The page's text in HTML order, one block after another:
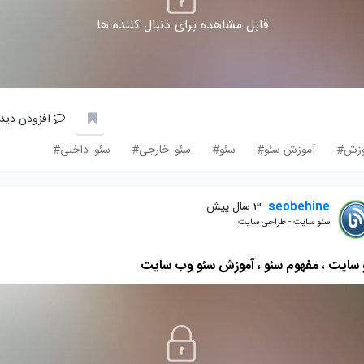
قابل مشاهده برای دنبال کننده ها
افزودن
آموزش-سئو# سئو# سئو_خارجی# سئو_داخلی#
seobehine 3 سال پیش
سئو سایت - طراحی سایت
سایت ، مفهوم سئو ، آموزش سئو وب سایت